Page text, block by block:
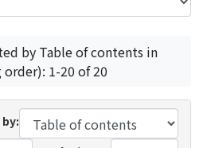
by Table of contents in
order): 1-20 of 20